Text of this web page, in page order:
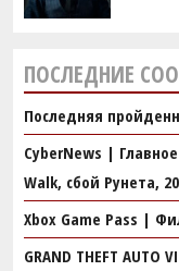
ПОСЛЕДНИЕ
Последняя
CyberNews |
Walk, сбой Рунета,
Xbox Game Pass |
GRAND THEFT